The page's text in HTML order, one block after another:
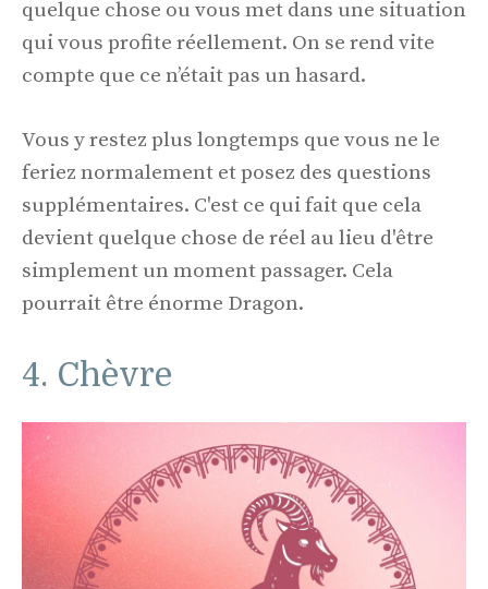
quelque chose ou vous met dans une situation
qui vous profite réellement. On se rend vite
compte que ce n’était pas un hasard.
Vous y restez plus longtemps que vous ne le
feriez normalement et posez des questions
supplémentaires. C'est ce qui fait que cela
devient quelque chose de réel au lieu d'être
simplement un moment passager. Cela
pourrait être énorme Dragon.
4. Chèvre